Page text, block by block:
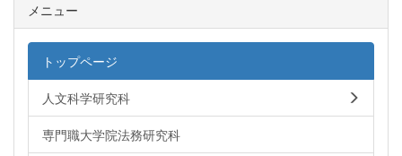
メニュー
トップページ
人文科学研究科
専門職大学院法務研究科